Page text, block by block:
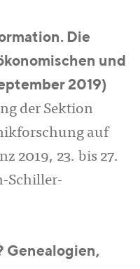
Die
und
2019)
der Sektion
auf
2019, 23. bis 27.
Schiller-
Genealogien,